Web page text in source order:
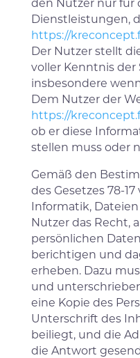
Dienstleistungen,
https://
Der Nutzer stellt
voller Kenntnis der
insbesondere
Dem Nutzer der
https://
ob er diese
stellen muss oder
Gemäß den
des Gesetzes 78-
Informatik,
Nutzer das Recht,
persönlichen
berichtigen und
erheben. Dazu
und
eine Kopie des
Unterschrift des
beiliegt, und die
die Antwort